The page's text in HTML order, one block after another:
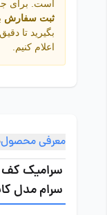
است. برای
ثبت سفارش
بگیرید تا
اعلام کنیم.
معرفی محصول
سرامیک کف
سرام مدل